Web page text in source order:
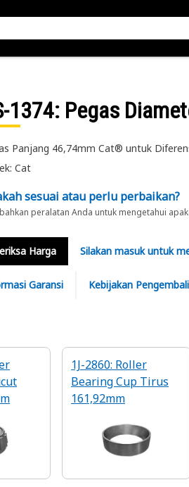
1374: Pegas
Panjang 46,74mm Cat® untuk
Cat
sesuai atau perlu perbaikan?
peralatan Anda untuk mengetahui
Harga Silakan masuk untuk
Garansi Kebijakan
1J-2860: Roller
Bearing Cup Tirus
161,92mm